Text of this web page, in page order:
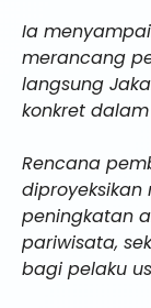
Ia
merancang
langsung
konkret
Rencana
peningkatan
pariwisata,
bagi pelaku